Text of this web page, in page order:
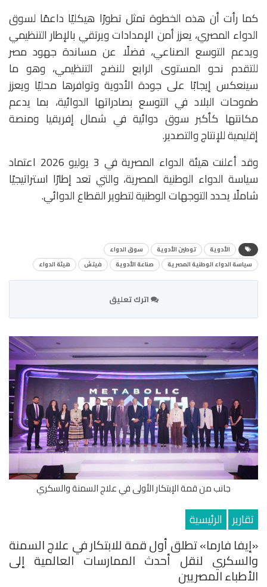
كما رأت أن هذه الخطوة تمثل تطورًا هيكليًا داعمًا لسوق
الدواء المصري، يعزز أمن الإمدادات ويرتقي بالإطار التنظيمي
ويدعم التوسع الصناعي، فضلًا عن مساندة جهود مصر
للتقدم نحو المستوى الرابع للنضج التنظيمي، وهو ما
سينعكس إيجابًا على جودة الأدوية وتوافرها محليًا ويعزز
طموحات البلاد في التوسع بصادراتها الدوائية، بما يدعم
مكانتها كأكبر سوق دوائية في شمال إفريقيا ومنصة
إقليمية للإنتاج والتصدير.
وقد أعلنت هيئة الدواء المصرية في 3 يوليو 2026 اعتماد
سياسة الدواء الوطنية المصرية، والتي تعد إطارًا استراتيجيًا
شاملًا يحدد التوجهات الوطنية لتطوير القطاع الدوائي.
الأدوية توطين الأدوية
سوق الدواء
سياسة الدواء الوطنية المصرية
صناعة الأدوية فيتش هيئة الدواء
اترك تعليق
جانب من قمة الإبتكار الأولى في علاج السمنة والسكري
تقارير الرئيسية
«إيفا فارما» تطلق أول قمة للابتكار في علاج السمنة
والسكري لنقل أحدث الممارسات العالمية إلى
الأطباء المصريين